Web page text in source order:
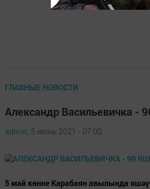
ГЛАВНЫЕ НОВОСТИ
Александр Васильевичка -
admin, 5 июнь 2021 - 07:00
5 май көнне Карабаян авылында